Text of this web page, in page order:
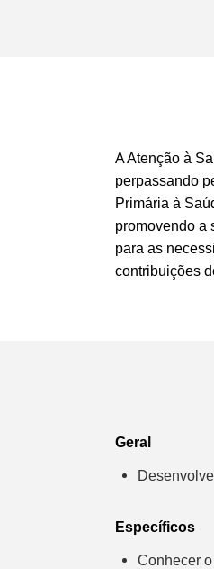
A Atenção à
perpassando
Primária à
promovendo a
para as
contribuições
Geral
Específicos
Conhecer